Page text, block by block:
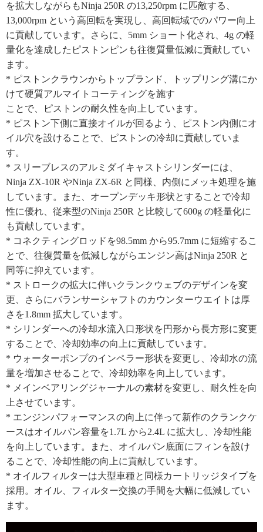
を拡大しながらもNinja 250R の13,250rpm に匹敵する、
13,000rpm という高回転を実現し、高回転域でのパワー向上
に貢献しています。さらに、5mm ショート化され、4g の軽
量化を達成したピストンピンも往復質量低減に貢献してい
ます。
* ピストンクラウンからトップランド、トップリング溝にか
けて硬質アルマイトコーティングを施す
ことで、ピストンの耐久性を向上しています。
* ピストン下側に直接オイルが回るよう、ピストン内側にオ
イル穴を設けることで、ピストンの冷却に貢献していま
す。
* スリーブレスのアルミダイキャストシリンダーには、
Ninja ZX-10R やNinja ZX-6R と同様、内側にメッキ処理を施
しています。また、オープンデッキ形状とすることで冷却
性に優れ、従来型のNinja 250R と比較して600g の軽量化に
も貢献しています。
* コネクティングロッドを98.5mm から95.7mm に短縮するこ
とで、往復質量を低減しながらエンジン高はNinja 250R と
同等に抑えています。
* ストロークの拡大に伴いクランクウェブのデザインを変
更、さらにバランサーシャフトのカウンターウエイトは厚
さを1.8mm 拡大しています。
* シリンダーへの冷却水流入口形状を円形から長方形に変更
することで、冷却効率の向上に貢献しています。
* ウォーターポンプのインペラー形状を変更し、冷却水の流
量を増加させることで、冷却効率を向上しています。
* メインベアリングジャーナルの素材を変更し、耐久性を向
上させています。
* エンジンパフォーマンスの向上に伴って新作のクランクケ
ースはオイルパン容量を1.7L から2.4L に拡大し、冷却性能
を向上しています。また、オイルパン底面にフィンを設け
ることで、冷却性能の向上に貢献しています。
* オイルフィルターは大型車種と同様カートリッジタイプを
採用。オイル、フィルター交換の手間を大幅に低減してい
ます。